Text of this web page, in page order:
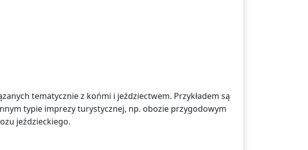
tematycznie z końmi i jeździectwem. Przykładem są
typie imprezy turystycznej, np. obozie przygodowym
jeździeckiego.